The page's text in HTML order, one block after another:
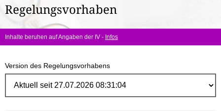
hier:
Regelungsvorhaben
Inhalte beruhen auf Angaben der IV - Infos
Version des Regelungsvorhabens